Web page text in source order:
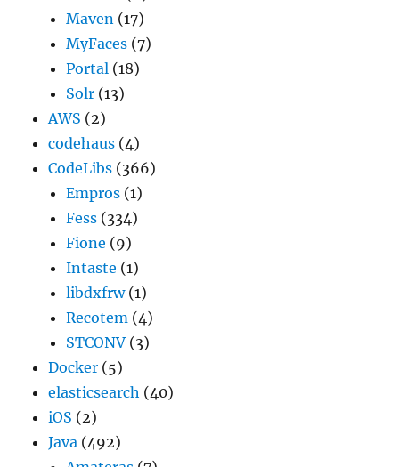
Maven (17)
MyFaces (7)
Portal (18)
Solr (13)
AWS (2)
codehaus (4)
CodeLibs (366)
Empros (1)
Fess (334)
Fione (9)
Intaste (1)
libdxfrw(1)
Recotem (4)
STCONV (3)
Docker (5)
elasticsearch (40)
iOS (2)
Java (492)